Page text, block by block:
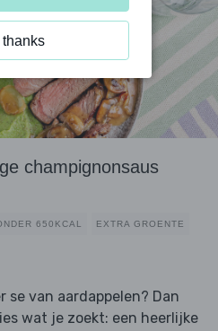
champignonsaus
650KCAL EXTRA GROENTE
se van aardappelen? Dan
wat je zoekt: een heerlijke
thanks